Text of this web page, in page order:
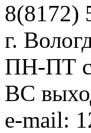
8(8172)
г.
ПН-ПТ c
ВС
e-mail: